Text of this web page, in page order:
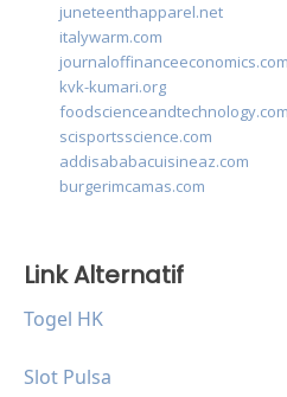
juneteenthapparel.net
italywarm.com
journaloffinanceeconomics.com
kvk-kumari.org
foodscienceandtechnology.com
scisportsscience.com
addisababacuisineaz.com
burgerimcamas.com
Link Alternatif
Togel HK
Slot Pulsa